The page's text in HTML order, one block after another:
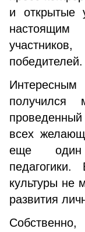
и открытые
победителей.
получился
всех
еще один
культуры не
развития